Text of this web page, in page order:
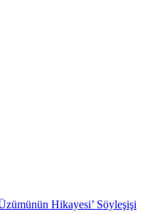
Hikayesi’ Söyleşişi